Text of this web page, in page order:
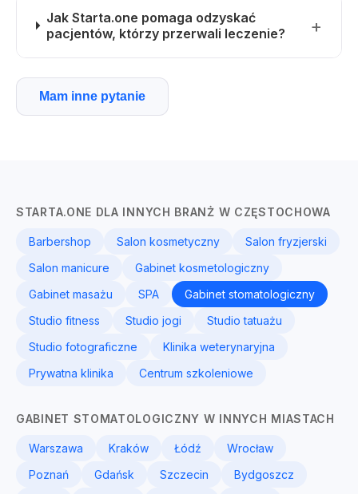
Jak Starta.one pomaga odzyskać
pacjentów, którzy przerwali leczenie?
Mam inne pytanie
STARTA.ONE DLA INNYCH BRANŻ W CZĘSTOCHOWA
Barbershop Salon kosmetyczny
Salon fryzjerski
Salon manicure
Gabinet kosmetologiczny
Gabinet masażu
SPA
Gabinet stomatologiczny
Studio fitness
Studio jogi
Studio tatuażu
Studio fotograficzne
Klinika weterynaryjna
Prywatna klinika
Centrum szkoleniowe
GABINET STOMATOLOGICZNY W INNYCH MIASTACH
Warszawa Kraków Łódź
Wrocław
Poznań
Gdańsk Szczecin Bydgoszcz